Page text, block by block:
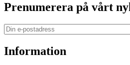
Prenumerera på vårt
Information